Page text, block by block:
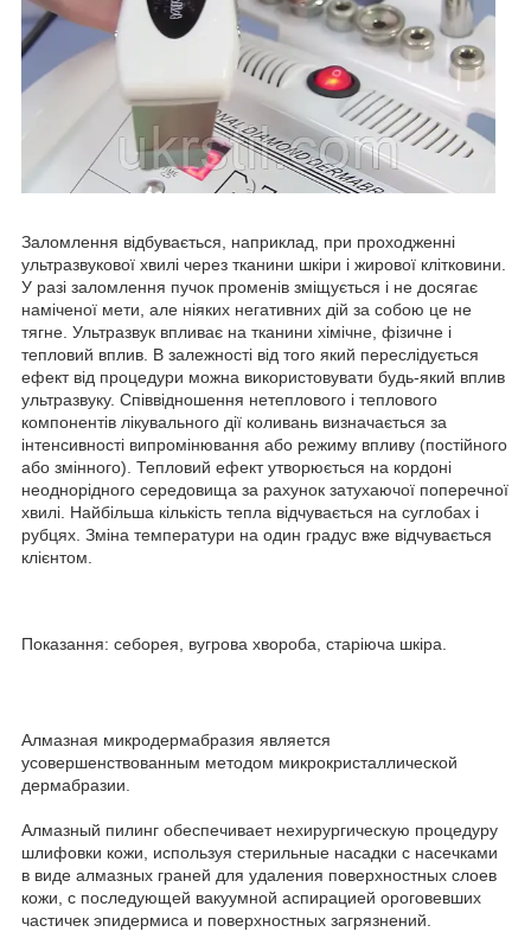
Заломлення відбувається, наприклад, при проходженні
ультразвукової хвилі через тканини шкіри і жирової клітковини.
У разі заломлення пучок променів зміщується і не досягає
наміченої мети, але ніяких негативних дій за собою це не
тягне. Ультразвук впливає на тканини хімічне, фізичне і
тепловий вплив. В залежності від того який переслідується
ефект від процедури можна використовувати будь-який вплив
ультразвуку. Співвідношення нетеплового і теплового
компонентів лікувального дії коливань визначається за
інтенсивності випромінювання або режиму впливу (постійного
або змінного). Тепловий ефект утворюється на кордоні
неоднорідного середовища за рахунок затухаючої поперечної
хвилі. Найбільша кількість тепла відчувається на суглобах і
рубцях. Зміна температури на один градус вже відчувається
клієнтом.
Показання: себорея, вугрова хвороба, старіюча шкіра.
Алмазная микродермабразия является
усовершенствованным методом микрокристаллической
дермабразии.
Алмазный пилинг обеспечивает нехирургическую процедуру
шлифовки кожи, используя стерильные насадки с насечками
в виде алмазных граней для удаления поверхностных слоев
кожи, с последующей вакуумной аспирацией ороговевших
частичек эпидермиса и поверхностных загрязнений.